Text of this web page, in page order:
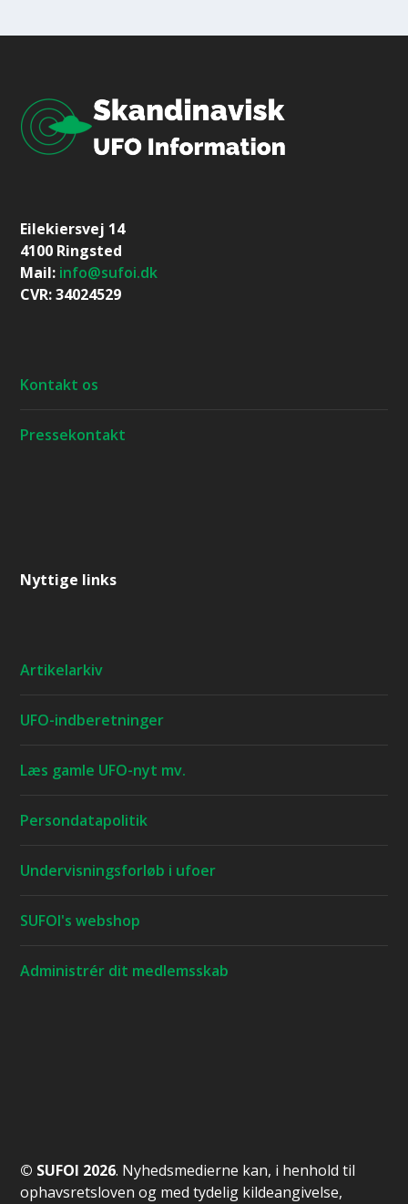
Eilekiersvej 14
4100 Ringsted
Mail: info@sufoi.dk
CVR: 34024529
Kontakt os
Pressekontakt
Nyttige links
Artikelarkiv
UFO-indberetninger
Læs gamle UFO-nyt mv.
Persondatapolitik
Undervisningsforløb i ufoer
SUFOI's webshop
Administrér dit medlemsskab
© SUFOI 2026. Nyhedsmedierne kan, i henhold til
ophavsretsloven og med tydelig kildeangivelse,